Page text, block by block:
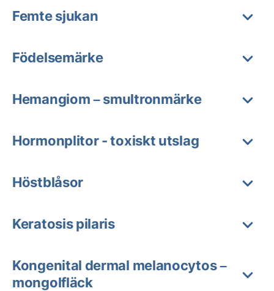
Femte sjukan
Födelsemärke
Hemangiom – smultronmärke
Hormonplitor - toxiskt utslag
Höstblåsor
Keratosis pilaris
Kongenital dermal melanocytos –
mongolfläck